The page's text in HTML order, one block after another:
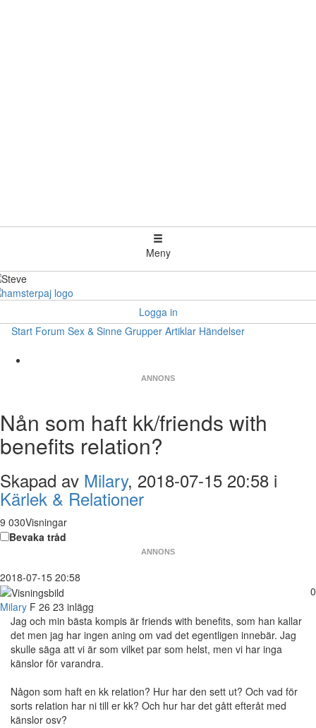
Meny
Logga in
Start Forum Sex & Sinne Grupper Artiklar Händelser
ANNONS
Nån som haft kk/friends with
benefits relation?
Skapad av Milary, 2018-07-15 20:58 i
Kärlek & Relationer
9 030Visningar
Bevaka tråd
ANNONS
2018-07-15 20:58
0
Milary F 26 23 inlägg
Jag och min bästa kompis är friends with benefits, som han kallar
det men jag har ingen aning om vad det egentligen innebär. Jag
skulle säga att vi är som vilket par som helst, men vi har inga
känslor för varandra.
Någon som haft en kk relation? Hur har den sett ut? Och vad för
sorts relation har ni till er kk? Och hur har det gått efteråt med
känslor osv?